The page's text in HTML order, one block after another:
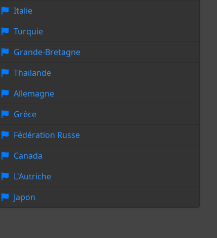
Italie
Turquie
Grande-Bretagne
Thaïlande
Allemagne
Grèce
Fédération Russe
Canada
L'Autriche
Japon